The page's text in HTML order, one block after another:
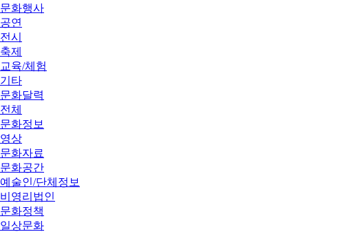
문화행사
공연
전시
축제
교육/체험
기타
문화달력
전체
문화정보
영상
문화자료
문화공간
예술인/단체정보
비영리법인
문화정책
일상문화